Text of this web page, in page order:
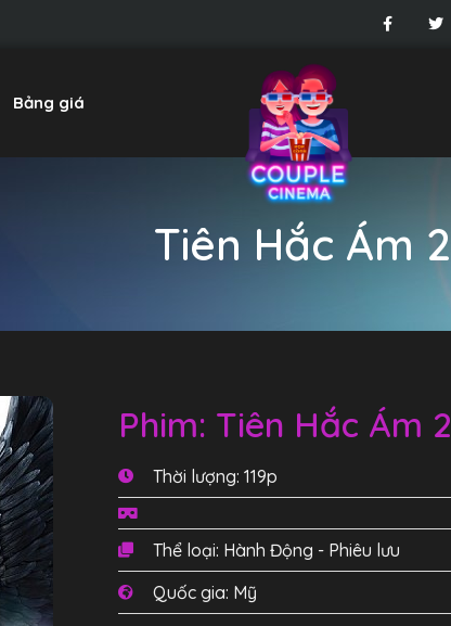
Bảng giá
Tiên Hắc Ám 2
Phim: Tiên Hắc Ám 2
Thời lượng: 119p
Thể loại: Hành Động - Phiêu lưu
Quốc gia: Mỹ